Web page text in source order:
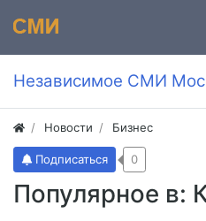
Независимое СМИ
Новости Бизнес
Популярное в:
Подписаться 0